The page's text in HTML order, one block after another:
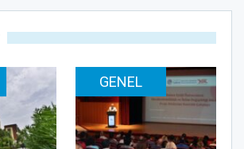
GENEL